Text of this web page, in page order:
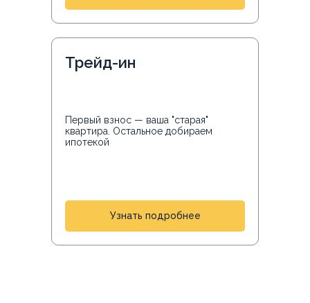
Трейд-ин
Первый взнос — ваша "старая"
квартира. Остальное добираем
ипотекой
Узнать подробнее